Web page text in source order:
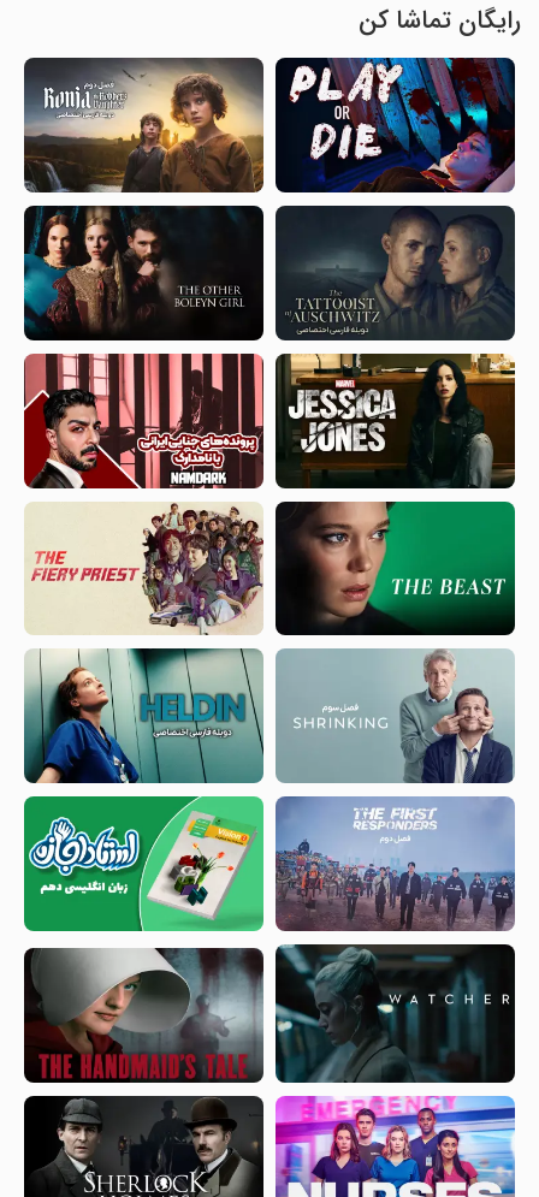
رایگان تماشا کن